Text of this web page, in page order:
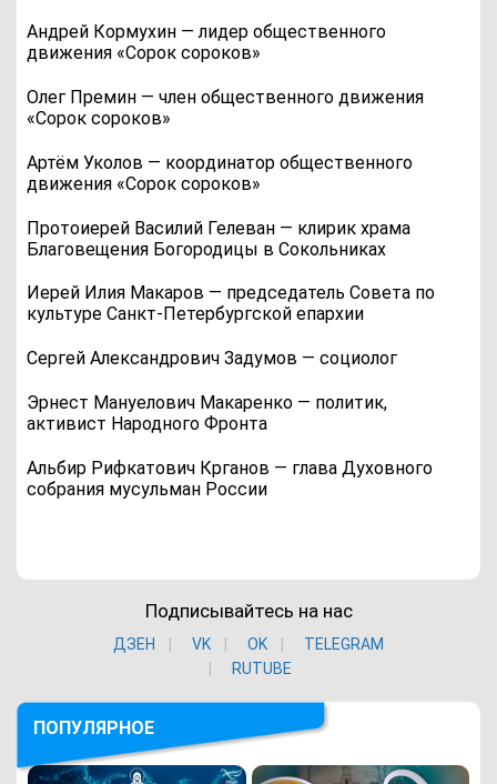
Андрей Кормухин — лидер общественного
движения «Сорок сороков»
Олег Премин — член общественного движения
«Сорок сороков»
Артём Уколов — координатор общественного
движения «Сорок сороков»
Протоиерей Василий Гелеван — клирик храма
Благовещения Богородицы в Сокольниках
Иерей Илия Макаров — председатель Совета по
культуре Санкт-Петербургской епархии
Сергей Александрович Задумов — социолог
Эрнест Мануелович Макаренко — политик,
активист Народного Фронта
Альбир Рифкатович Крганов — глава Духовного
собрания мусульман России
Подписывайтесь на нас
ДЗЕН VK ОK
TELEGRAM
RUTUBE
ПОПУЛЯРНОЕ